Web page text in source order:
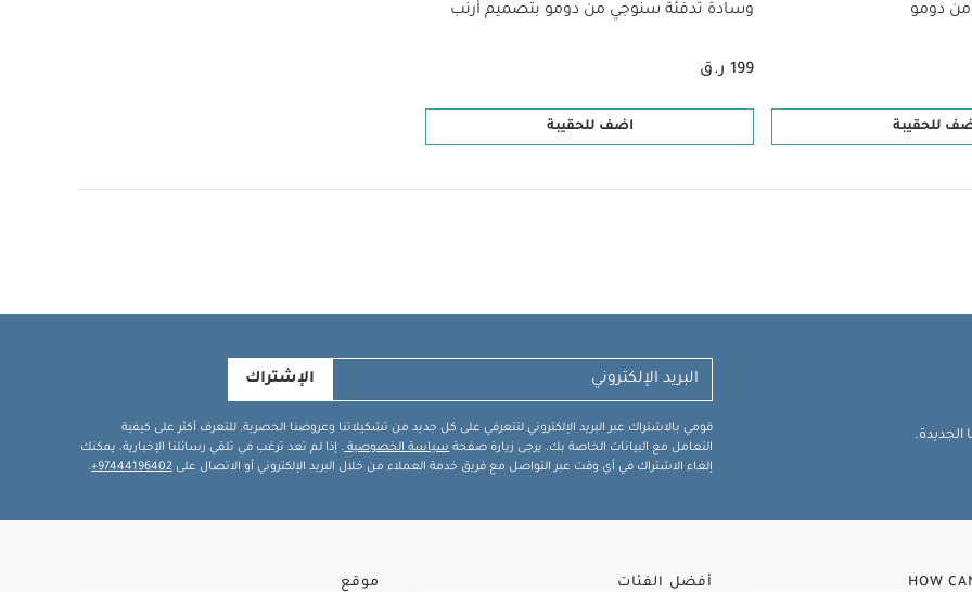
دومو
للحقيبة
وسادة تدفئة سنوجي من دومو بتصميم أرنب
199 ر.ق
اضف للحقيبة
الجديدة.
الإشتراك
قومي بالاشتراك عبر البريد الإلكتروني لتتعرفي على كل جديد من تشكيلاتنا وعروضنا الحصرية. للتعرف أكثر على كيفية
التعامل مع البيانات الخاصة بك، يرجى زيارة صفحة سياسة الخصوصية . إذا لم تعد ترغب في تلقي رسائلنا الإخبارية، يمكنك
إلغاء الاشتراك في أي وقت عبر التواصل مع فريق خدمة العملاء من خلال البريد الإلكتروني أو الاتصال على 97444196402+
.
HOW أفضل الفئات موقع